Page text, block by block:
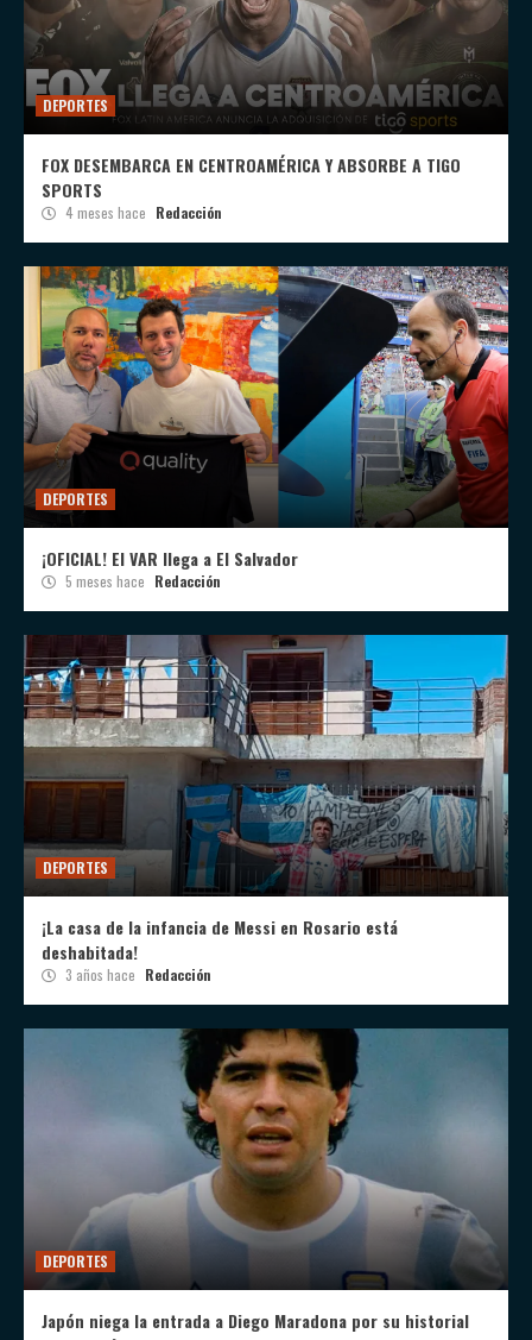
DEPORTES
FOX DESEMBARCA EN CENTROAMÉRICA Y ABSORBE A TIGO
SPORTS
4 meses hace Redacción
DEPORTES
¡OFICIAL! El VAR llega a El Salvador
5 meses hace Redacción
DEPORTES
¡La casa de la infancia de Messi en Rosario está
deshabitada!
3 años hace Redacción
DEPORTES
Japón niega la entrada a Diego Maradona por su historial